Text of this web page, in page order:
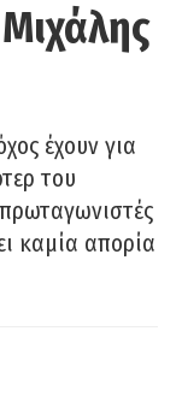
έχουν για
του
καμία απορία